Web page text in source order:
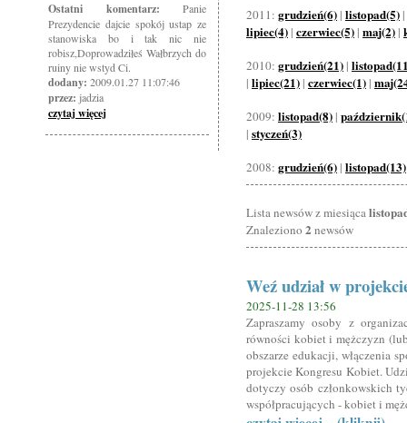
Ostatni komentarz: Panie
Prezydencie dajcie spokój ustap ze
stanowiska bo i tak nic nie
robisz,Doprowadziłeś Wałbrzych do
ruiny nie wstyd Ci.
dodany: 2009.01.27 11:07:46
przez: jadzia
czytaj więcej
2011: grudzień(6) | listopad(5) |
lipiec(4) | czerwiec(5) | maj(2) |
2010: grudzień(21) |
| lipiec(21) | czerwiec(1) |
2009: listopad(8) |
| styczeń(3)
2008: grudzień(6) | listopad(13)
Lista newsów z miesiąca
Znaleziono 2 newsów
Weź udział w
2025-11-28 13:56
Zapraszamy osoby z
równości kobiet i mężczyzn
obszarze edukacji, włączenia
projekcie Kongresu Kobiet.
dotyczy osób członkowskich
współpracujących - kobiet i